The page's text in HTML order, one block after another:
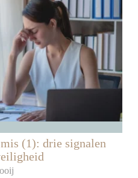
(1): drie signalen